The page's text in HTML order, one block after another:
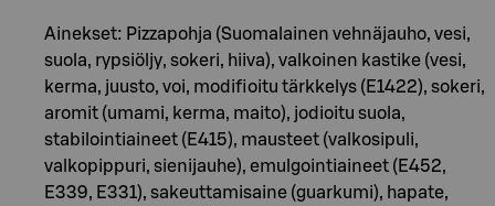
Ainekset: Pizzapohja (Suomalainen vehnäjauho, vesi,
suola, rypsiöljy, sokeri, hiiva), valkoinen kastike (vesi,
kerma, juusto, voi, modifioitu tärkkelys (E1422), sokeri,
aromit (umami, kerma, maito), jodioitu suola,
stabilointiaineet (E415), mausteet (valkosipuli,
valkopippuri, sienijauhe), emulgointiaineet (E452,
E339, E331), sakeuttamisaine (guarkumi), hapate,